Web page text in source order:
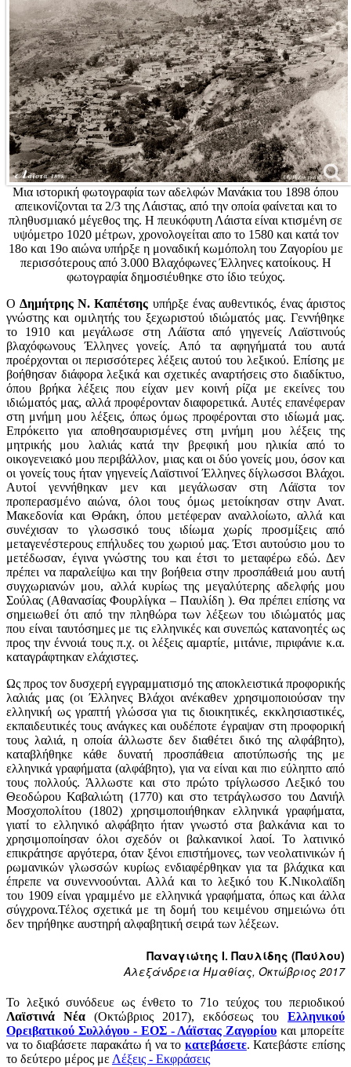
Μια ιστορική φωτογραφία των αδελφών Μανάκια του 1898 όπου
απεικονίζονται τα 2/3 της Λάιστας, από την οποία φαίνεται και το
πληθυσμιακό μέγεθος της. Η πευκόφυτη Λάιστα είναι κτισμένη σε
υψόμετρο 1020 μέτρων, χρονολογείται απο το 1580 και κατά τον
18o και 19o αιώνα υπήρξε η μοναδική κωμόπολη του Ζαγορίου με
περισσότερους από 3.000 Βλαχόφωνες Έλληνες κατοίκους. Η
φωτογραφία δημοσιέυθηκε στο ίδιο τεύχος.
ΟΔημήτρης Ν. Καπέτσης υπήρξε ένας αυθεντικός, ένας άριστος
γνώστης και ομιλητής του ξεχωριστού ιδιώματός μας. Γεννήθηκε
το 1910 και μεγάλωσε στη Λάϊστα από γηγενείς Λαϊστινούς
βλαχόφωνους Έλληνες γονείς. Από τα αφηγήματά του αυτά
προέρχονται οι περισσότερες λέξεις αυτού του λεξικού. Επίσης με
βοήθησαν διάφορα λεξικά και σχετικές αναρτήσεις στο διαδίκτυο,
όπου βρήκα λέξεις που είχαν μεν κοινή ρίζα με εκείνες του
ιδιώματός μας, αλλά προφέρονταν διαφορετικά. Αυτές επανέφεραν
στη μνήμη μου λέξεις, όπως όμως προφέρονται στο ιδίωμά μας.
Επρόκειτο για αποθησαυρισμένες στη μνήμη μου λέξεις της
μητρικής μου λαλιάς κατά την βρεφική μου ηλικία από το
οικογενειακό μου περιβάλλον, μιας και οι δύο γονείς μου, όσον και
οι γονείς τους ήταν γηγενείς Λαϊστινοί Έλληνες δίγλωσσοι Βλάχοι.
Αυτοί γεννήθηκαν μεν και μεγάλωσαν στη Λάϊστα τον
προπερασμένο αιώνα, όλοι τους όμως μετοίκησαν στην Ανατ.
Μακεδονία και Θράκη, όπου μετέφεραν αναλλοίωτο, αλλά και
συνέχισαν το γλωσσικό τους ιδίωμα χωρίς προσμίξεις από
μεταγενέστερους επήλυδες του χωριού μας. Έτσι αυτούσιο μου το
μετέδωσαν, έγινα γνώστης του και έτσι το μεταφέρω εδώ. Δεν
πρέπει να παραλείψω και την βοήθεια στην προσπάθειά μου αυτή
συγχωριανών μου, αλλά κυρίως της μεγαλύτερης αδελφής μου
Σούλας (Αθανασίας Φουρλίγκα – Παυλίδη ). Θα πρέπει επίσης να
σημειωθεί ότι από την πληθώρα των λέξεων του ιδιώματός μας
που είναι ταυτόσημες με τις ελληνικές και συνεπώς κατανοητές ως
προς την έννοιά τους π.χ. οι λέξεις αμαρτίε, μιτάνιε, πιριφάνιε κ.α.
καταγράφτηκαν ελάχιστες.
Ως προς τον δυσχερή εγγραμματισμό της αποκλειστικά προφορικής
λαλιάς μας (οι Έλληνες Βλάχοι ανέκαθεν χρησιμοποιούσαν την
ελληνική ως γραπτή γλώσσα για τις διοικητικές, εκκλησιαστικές,
εκπαιδευτικές τους ανάγκες και ουδέποτε έγραψαν στη προφορική
τους λαλιά, η οποία άλλωστε δεν διαθέτει δικό της αλφάβητο),
καταβλήθηκε κάθε δυνατή προσπάθεια αποτύπωσής της με
ελληνικά γραφήματα (αλφάβητο), για να είναι και πιο εύληπτο από
τους πολλούς. Άλλωστε και στο πρώτο τρίγλωσσο Λεξικό του
Θεοδώρου Καβαλιώτη (1770) και στο τετράγλωσσο του Δανιήλ
Μοσχοπολίτου (1802) χρησιμοποιήθηκαν ελληνικά γραφήματα,
γιατί το ελληνικό αλφάβητο ήταν γνωστό στα βαλκάνια και το
χρησιμοποίησαν όλοι σχεδόν οι βαλκανικοί λαοί. Το λατινικό
επικράτησε αργότερα, όταν ξένοι επιστήμονες, των νεολατινικών ή
ρωμανικών γλωσσών κυρίως ενδιαφέρθηκαν για τα βλάχικα και
έπρεπε να συνεννοούνται. Αλλά και το λεξικό του Κ.Νικολαϊδη
του 1909 είναι γραμμένο με ελληνικά γραφήματα, όπως και άλλα
σύγχρονα.Τέλος σχετικά με τη δομή του κειμένου σημειώνω ότι
δεν τηρήθηκε αυστηρή αλφαβητική σειρά των λέξεων.
Παναγιώτης Ι. Παυλίδης (Παύλου)
Αλεξάνδρεια Ημαθίας, Οκτώβριος 2017
Το λεξικό συνόδευε ως ένθετο το 71ο τεύχος του περιοδικού
Λαϊστινά Νέα (Οκτώβριος 2017), εκδόσεως του Ελληνικού
Ορειβατικού Συλλόγου - ΕΟΣ - Λάϊστας Ζαγορίου και μπορείτε
να το διαβάσετε παρακάτω ή να το κατεβάσετε. Κατεβάστε επίσης
το δεύτερο μέρος μεΛέξεις - Εκφράσεις